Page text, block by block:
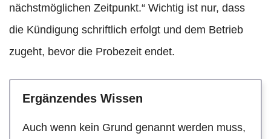
nächstmöglichen Zeitpunkt.“ Wichtig ist nur, dass
die Kündigung schriftlich erfolgt und dem Betrieb
zugeht, bevor die Probezeit endet.
Ergänzendes Wissen
Auch wenn kein Grund genannt werden muss,